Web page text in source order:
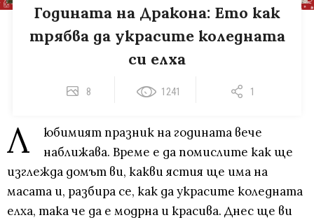
Годината на Дракона: Ето как
трябва да украсите коледната
си елха
8 1241 1
Л
юбимият празник на годината вече
наближава. Време е да помислите как ще
изглежда домът ви, какви ястия ще има на
масата и, разбира се, как да украсите коледната
елха, така че да е модрна и красива. Днес ще ви